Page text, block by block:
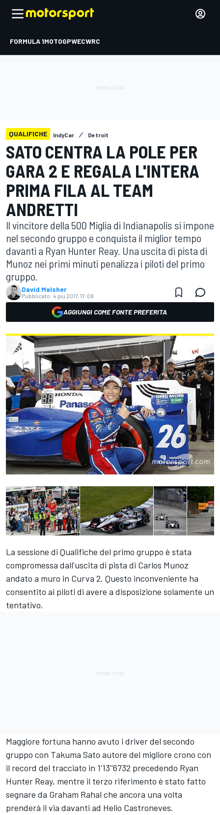
FORMULA 1MOTOGPWECWRC
QUALIFICHE IndyCar Detroit
SATO CENTRA LA POLE PER
GARA 2 E REGALA L'INTERA
PRIMA FILA AL TEAM
ANDRETTI
Il vincitore della 500 Miglia di Indianapolis si impone
nel secondo gruppo e conquista il miglior tempo
davanti a Ryan Hunter Reay. Una uscita di pista di
Munoz nei primi minuti penalizza i piloti del primo
gruppo.
David Malsher
Pubblicato: 4 giu 2017, 17:08
AGGIUNGI COME FONTE PREFERITA
La sessione di Qualifiche del primo gruppo è stata
compromessa dall'uscita di pista di Carlos Munoz
andato a muro in Curva 2. Questo inconveniente ha
consentito ai piloti di avere a disposizione solamente un
tentativo.
Maggiore fortuna hanno avuto i driver del secondo
gruppo con Takuma Sato autore del migliore crono con
il record del tracciato in 1'13''6732 precedendo Ryan
Hunter Reay, mentre il terzo riferimento è stato fatto
segnare da Graham Rahal che ancora una volta
prenderà il via davanti ad Helio Castroneves.